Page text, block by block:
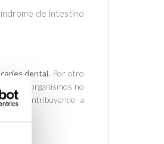
de intestino
caries dental. Por otro
microorganismos no
contribuyendo a